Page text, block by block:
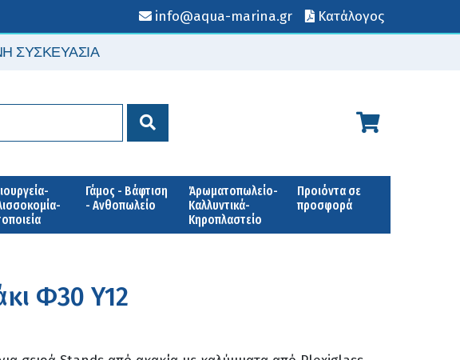
info@aqua-marina.gr Κατάλογος
ΣΥΣΚΕΥΑΣΙΑ
Γάμος - Βάφτιση
- Ανθοπωλείο
Άρωματοπωλείο-
Καλλυντικά-
Κηροπλαστείο
Προιόντα σε
προσφορά
Φ30 Y12